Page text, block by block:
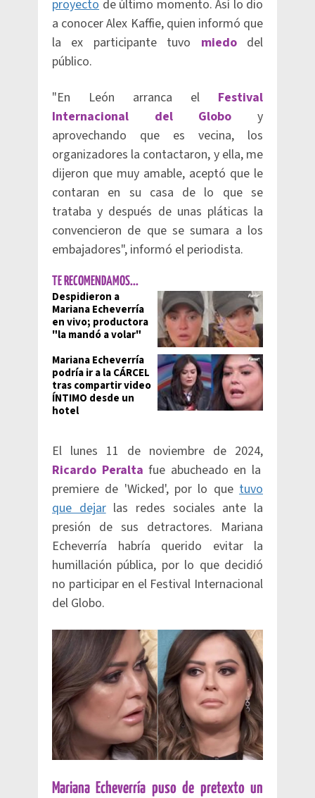
proyecto de último momento. Así lo dio
a conocer Alex Kaffie, quien informó que
la ex participante tuvo miedodel
público.
"En León arranca el Festival
Internacional del Globo y
aprovechando que es vecina, los
organizadores la contactaron, y ella, me
dijeron que muy amable, aceptó que le
contaran en su casa de lo que se
trataba y después de unas pláticas la
convencieron de que se sumara a los
embajadores", informó el periodista.
TE RECOMENDAMOS...
Despidieron a
Mariana Echeverría
en vivo; productora
"la mandó a volar"
Mariana Echeverría
podría ir a la CÁRCEL
tras compartir video
ÍNTIMO desde un
hotel
El lunes 11 de noviembre de 2024,
Ricardo Peralta fue abucheado en la
premiere de 'Wicked', por lo que tuvo
que dejarlas redes sociales ante la
presión de sus detractores. Mariana
Echeverría habría querido evitar la
humillación pública, por lo que decidió
no participar en el Festival Internacional
del Globo.
Mariana Echeverría puso de pretexto un